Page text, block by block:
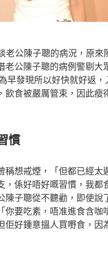
老公陳子聰的病況，原
老公陳子聰的病例警剔
早發現所以好快就好返
食被嚴厲管束，因此瘦
慣
想戒煙，「但都已經太
，係好唔好嘅習慣，我
陳子聰從不聽勸，即使
你要吃素，唔准進食含
佢好鍾意搵人買嘢食，